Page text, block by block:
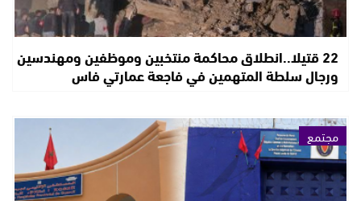
22 قتيلا..انطلاق محاكمة منتخبين وموظفين ومهندسين
ورجال سلطة المتهمين في فاجعة عمارتي فاس
مجتمع